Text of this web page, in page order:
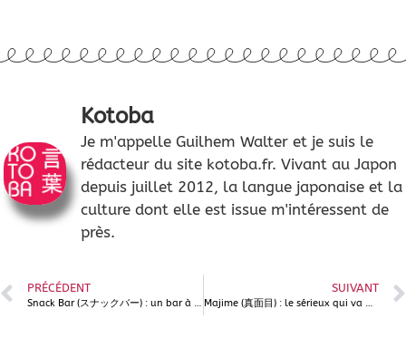
Kotoba
Je m'appelle Guilhem Walter et je suis le
rédacteur du site kotoba.fr. Vivant au Japon
depuis juillet 2012, la langue japonaise et la
culture dont elle est issue m'intéressent de
près.
PRÉCÉDENT
Snack Bar (スナックバー) : un bar à en-cas, vraiment ?
SUIVANT
Majime (真面目) : le sérieux qui va de paire avec l’honnêteté